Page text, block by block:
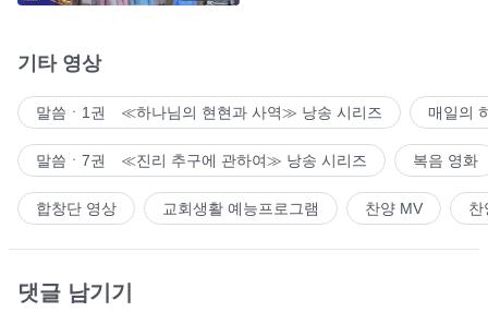
기타 영상
말씀ㆍ1권 ≪하나님의 현현과 사역≫ 낭송 시리즈 매일의
말씀ㆍ7권 ≪진리 추구에 관하여≫ 낭송 시리즈 복음 영화
합창단 영상 교회생활 예능프로그램 찬양 MV 찬
댓글 남기기